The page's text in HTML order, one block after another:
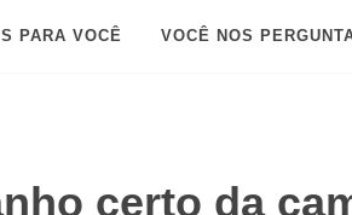
PARA VOCÊ VOCÊ NOS
certo da